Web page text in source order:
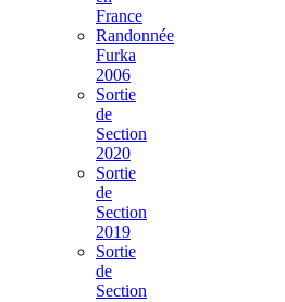
France
Randonnée
Furka
2006
Sortie
de
Section
2020
Sortie
de
Section
2019
Sortie
de
Section